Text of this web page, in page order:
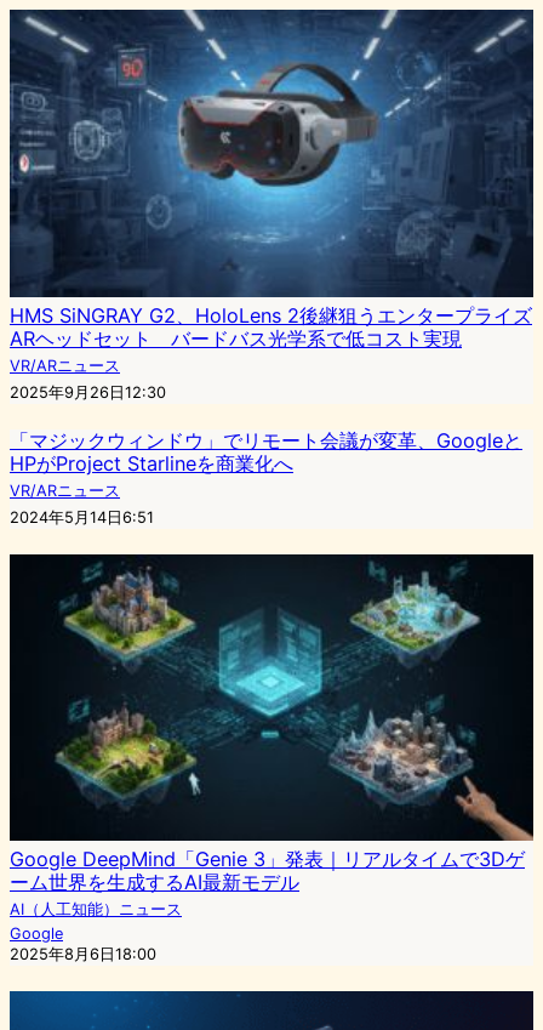
HMS SiNGRAY G2、HoloLens 2後継狙うエンタープライズ
ARヘッドセット バードバス光学系で低コスト実現
VR/ARニュース
2025年9月26日12:30
「マジックウィンドウ」でリモート会議が変革、Googleと
HPがProject Starlineを商業化へ
VR/ARニュース
2024年5月14日6:51
Google DeepMind「Genie 3」発表｜リアルタイムで3Dゲ
ーム世界を生成するAI最新モデル
AI（人工知能）ニュース
Google
2025年8月6日18:00